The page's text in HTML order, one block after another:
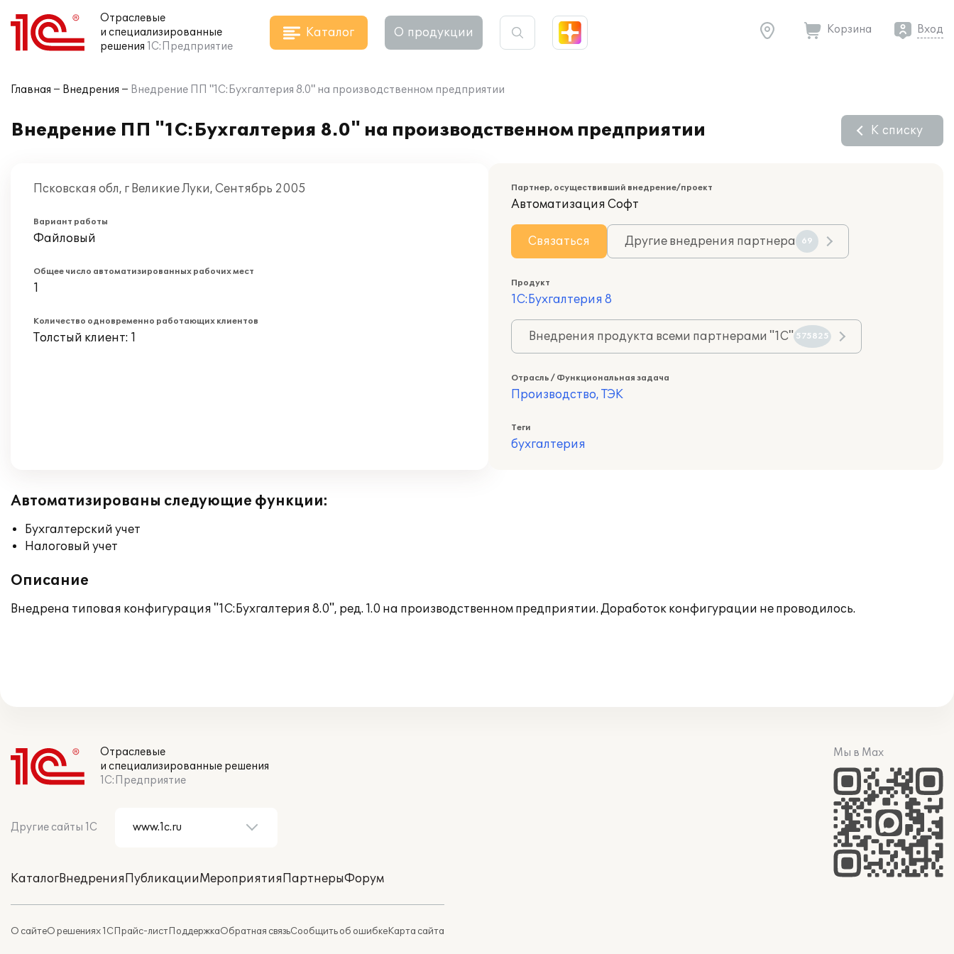
Отраслевые
и специализированные
решения 1С:Предприятие
Каталог О продукции Корзина Вход
Главная Внедрения Внедрение ПП "1С:Бухгалтерия 8.0" на производственном предприятии
Внедрение ПП "1С:Бухгалтерия 8.0" на производственном предприятии К списку
Псковская обл, г Великие Луки, Сентябрь 2005
Вариант работы
Файловый
Общее число автоматизированных рабочих мест
1
Количество одновременно работающих клиентов
Толстый клиент: 1
Партнер, осуществивший внедрение/проект
Автоматизация Софт
Связаться Другие внедрения партнера 69
Продукт
1С:Бухгалтерия 8
Внедрения продукта всеми партнерами "1С" 575825
Отрасль / Функциональная задача
Производство, ТЭК
Теги
бухгалтерия
Автоматизированы следующие функции:
Бухгалтерский учет
Налоговый учет
Описание
Внедрена типовая конфигурация "1С:Бухгалтерия 8.0", ред. 1.0 на производственном предприятии. Доработок конфигурации не проводилось.
Отраслевые
и специализированные решения
1С:Предприятие
Другие сайты 1С
КаталогВнедренияПубликацииМероприятияПартнерыФорум
О сайтеО решениях 1СПрайс-листПоддержкаОбратная связьСообщить об ошибкеКарта сайта
Мы в Max